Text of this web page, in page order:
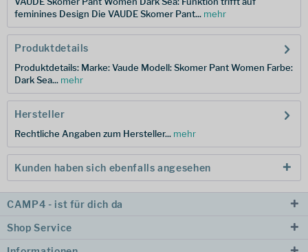
feminines Design Die VAUDE Skomer Pant... mehr
Produktdetails
Produktdetails: Marke: Vaude Modell: Skomer Pant Women Farbe:
Dark Sea... mehr
Hersteller
Rechtliche Angaben zum Hersteller... mehr
Kunden haben sich ebenfalls angesehen
CAMP4 - ist für dich da
Shop Service